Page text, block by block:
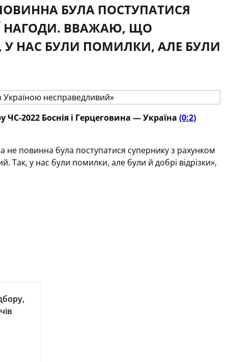
БУЛА ПОСТУПАТИСЯ
НАГОДИ. ВВАЖАЮ, ЩО
У НАС БУЛИ ПОМИЛКИ, АЛЕ БУЛИ
2022 Боснія і Герцеговина — Україна (0:2)
не повинна була поступатися супернику з рахунком
Так, у нас були помилки, але були й добрі відрізки»,